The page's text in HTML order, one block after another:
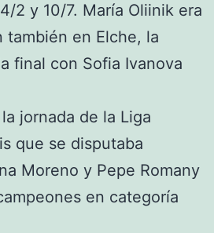
2 y 10/7. María Oliinik era
también en Elche, la
final con Sofia Ivanova
jornada de la Liga
que se disputaba
Moreno y Pepe Romany
en categoría